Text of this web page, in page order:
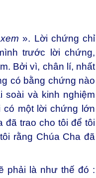
». Lời chứng chỉ
trước lời chứng,
Bởi vì, chân lí, nhất
có bằng chứng nào
soài và kinh nghiệm
một lời chứng lớn
đã trao cho tôi để tôi
rằng Chúa Cha đã
phải là như thế đó :